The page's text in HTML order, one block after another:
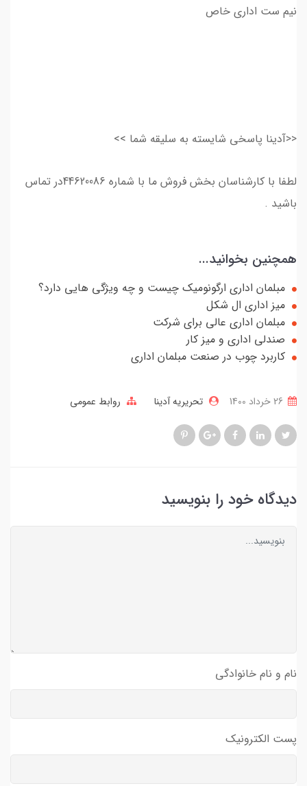
نیم ست اداری خاص
<<آدینا پاسخی شایسته به سلیقه شما >>
لطفا با کارشناسان بخش فروش ما با شماره 44620086در تماس
باشید .
همچنین بخوانید...
مبلمان اداری ارگونومیک چیست و چه ویژگی هایی دارد؟
میز اداری ال شکل
مبلمان اداری عالی برای شرکت
صندلی اداری و میز کار
کاربرد چوب در صنعت مبلمان اداری
تحریریه آدینا روابط عمومی
دیدگاه خود را بنویسید
نام و نام خانوادگی
پست الکترونیک